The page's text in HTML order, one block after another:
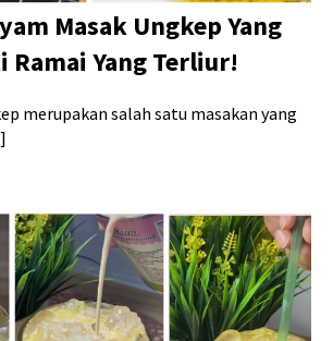
Masak Ungkep Yang
Ramai Yang Terliur!
merupakan salah satu masakan yang